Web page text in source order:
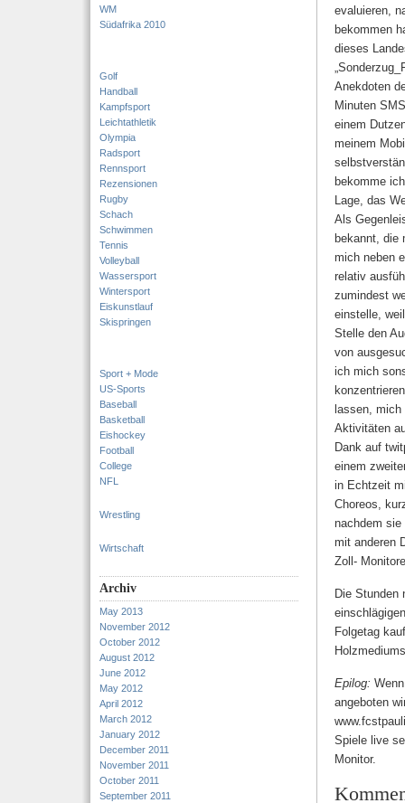
WM
Südafrika 2010
Golf
Handball
Kampfsport
Leichtathletik
Olympia
Radsport
Rennsport
Rezensionen
Rugby
Schach
Schwimmen
Tennis
Volleyball
Wassersport
Wintersport
Eiskunstlauf
Skispringen
Sport + Mode
US-Sports
Baseball
Basketball
Eishockey
Football
College
NFL
Wrestling
Wirtschaft
Archiv
May 2013
November 2012
October 2012
August 2012
June 2012
May 2012
April 2012
March 2012
January 2012
December 2011
November 2011
October 2011
September 2011
evaluieren,
bekommen
dieses
Anekdoten
Minuten
einem
meinem
bekomme
Lage, das
Als
bekannt, die
mich neben
relativ
zumindest
einstelle,
Stelle den
von
ich mich
lassen,
Aktivitäten
Dank auf
einem
in Echtzeit
Choreos,
nachdem
mit anderen
Zoll-
Die Stunden
Folgetag
Epilog:
angeboten
Spiele live
Monitor.